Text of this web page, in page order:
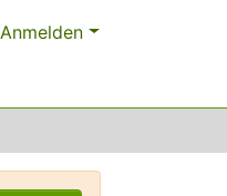
Anmelden